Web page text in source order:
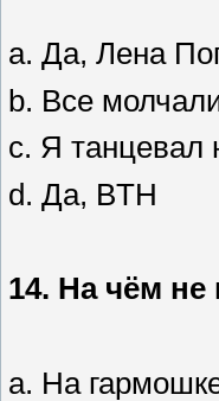
a. Да, Лена
b. Все
c. Я танцевал
d. Да, BTH
14. На чём не
a. На